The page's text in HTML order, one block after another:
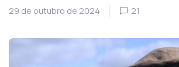
29 de outubro de 2024 21